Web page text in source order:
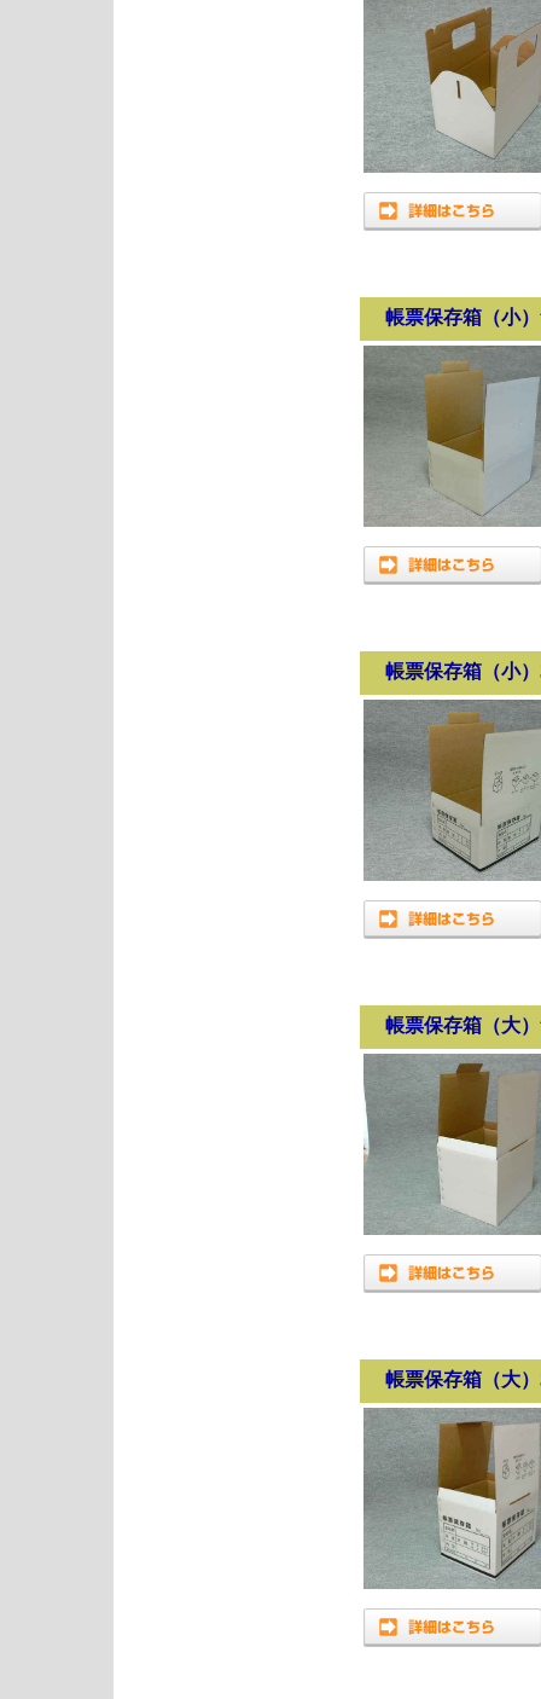
帳票保存箱（小
帳票保存箱（小
帳票保存箱（大
帳票保存箱（大